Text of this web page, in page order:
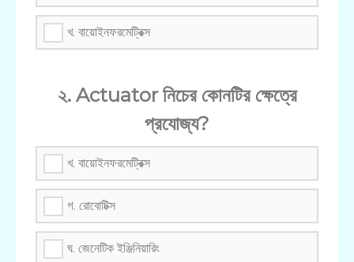
খ. বায়োইনফরমেট্রিক্স
২. Actuator নিচের কোনটির ক্ষেত্রে
প্রযোজ্য?
খ. বায়োইনফরমেট্রিক্স
গ. রোবোটিক্স
ঘ. জেনেটিক ইঞ্জিনিয়ারিং